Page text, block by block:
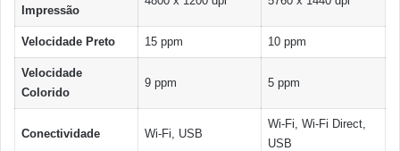
Impressão
Velocidade Preto 15 ppm 10 ppm
Velocidade
Colorido
9 ppm 5 ppm
Conectividade Wi-Fi, USB
Wi-Fi, Wi-Fi Direct,
USB